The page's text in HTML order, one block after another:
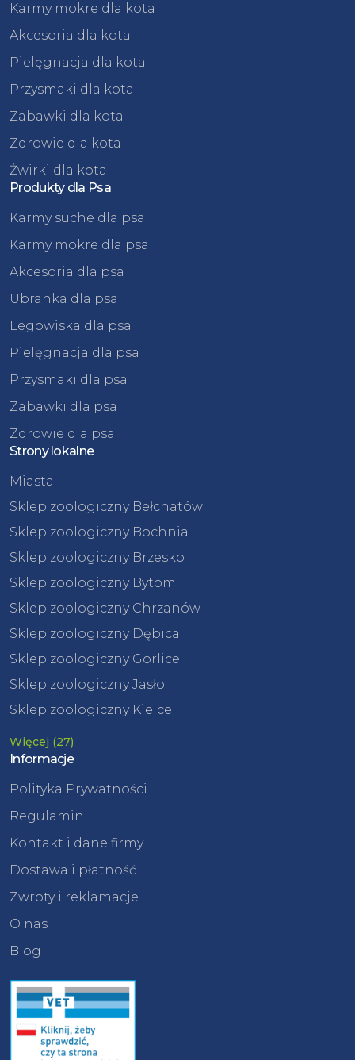
Karmy mokre dla kota
Akcesoria dla kota
Pielęgnacja dla kota
Przysmaki dla kota
Zabawki dla kota
Zdrowie dla kota
Żwirki dla kota
Produkty dla Psa
Karmy suche dla psa
Karmy mokre dla psa
Akcesoria dla psa
Ubranka dla psa
Legowiska dla psa
Pielęgnacja dla psa
Przysmaki dla psa
Zabawki dla psa
Zdrowie dla psa
Strony lokalne
Miasta
Sklep zoologiczny Bełchatów
Sklep zoologiczny Bochnia
Sklep zoologiczny Brzesko
Sklep zoologiczny Bytom
Sklep zoologiczny Chrzanów
Sklep zoologiczny Dębica
Sklep zoologiczny Gorlice
Sklep zoologiczny Jasło
Sklep zoologiczny Kielce
Więcej (27)
Informacje
Polityka Prywatności
Regulamin
Kontakt i dane firmy
Dostawa i płatność
Zwroty i reklamacje
O nas
Blog